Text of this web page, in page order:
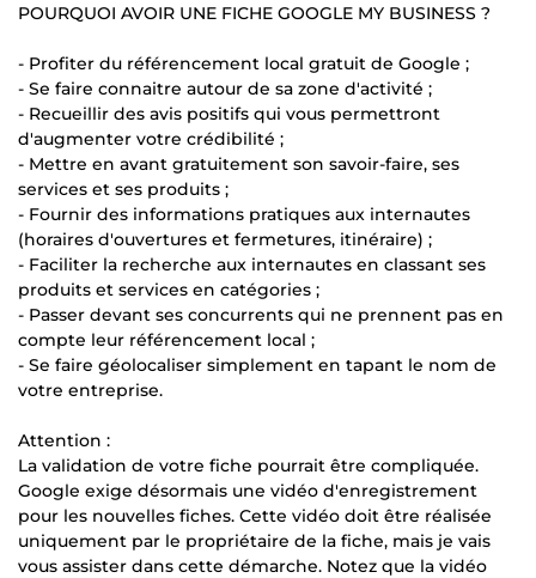
POURQUOI AVOIR UNE FICHE GOOGLE MY BUSINESS ?
- Profiter du référencement local gratuit de Google ;
- Se faire connaitre autour de sa zone d'activité ;
- Recueillir des avis positifs qui vous permettront
d'augmenter votre crédibilité ;
- Mettre en avant gratuitement son savoir-faire, ses
services et ses produits ;
- Fournir des informations pratiques aux internautes
(horaires d'ouvertures et fermetures, itinéraire) ;
- Faciliter la recherche aux internautes en classant ses
produits et services en catégories ;
- Passer devant ses concurrents qui ne prennent pas en
compte leur référencement local ;
- Se faire géolocaliser simplement en tapant le nom de
votre entreprise.
Attention :
La validation de votre fiche pourrait être compliquée.
Google exige désormais une vidéo d'enregistrement
pour les nouvelles fiches. Cette vidéo doit être réalisée
uniquement par le propriétaire de la fiche, mais je vais
vous assister dans cette démarche. Notez que la vidéo